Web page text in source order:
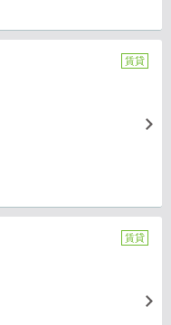
賃貸
賃貸